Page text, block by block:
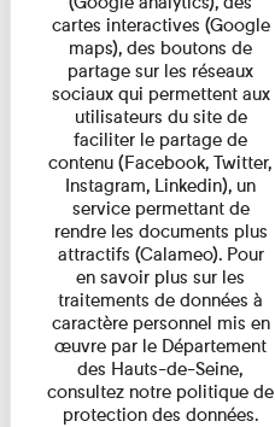
cartes interactives (Google
maps), des boutons de
partage sur les réseaux
sociaux qui permettent aux
utilisateurs du site de
faciliter le partage de
contenu (Facebook, Twitter,
Instagram, Linkedin), un
service permettant de
rendre les documents plus
attractifs (Calameo). Pour
en savoir plus sur les
traitements de données à
caractère personnel mis en
œuvre par le Département
des Hauts-de-Seine,
consultez notre politique de
protection des données.